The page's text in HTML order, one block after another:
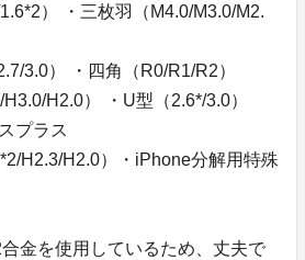
） ・三枚羽（M4.0/M3.0/M2.
3.0） ・四角（R0/R1/R2）
H2.0） ・U型（2.6*/3.0）
プラス
H2.3/H2.0）・iPhone分解用特殊
金を使用しているため、丈夫で